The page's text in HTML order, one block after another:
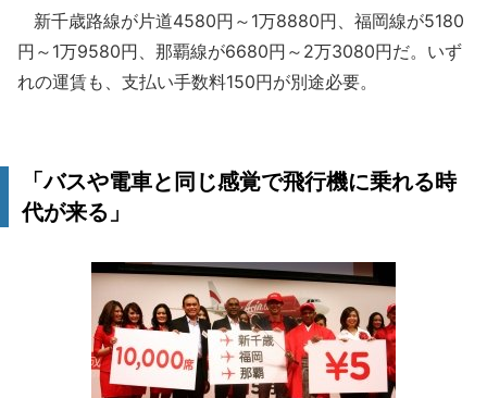
新千歳路線が片道4580円～1万8880円、福岡線が5180
円～1万9580円、那覇線が6680円～2万3080円だ。いず
れの運賃も、支払い手数料150円が別途必要。
「バスや電車と同じ感覚で飛行機に乗れる時
代が来る」